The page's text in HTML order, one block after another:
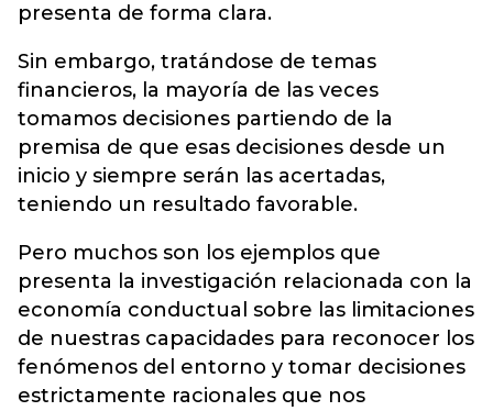
presenta de forma clara.
Sin embargo, tratándose de temas
financieros, la mayoría de las veces
tomamos decisiones partiendo de la
premisa de que esas decisiones desde un
inicio y siempre serán las acertadas,
teniendo un resultado favorable.
Pero muchos son los ejemplos que
presenta la investigación relacionada con la
economía conductual sobre las limitaciones
de nuestras capacidades para reconocer los
fenómenos del entorno y tomar decisiones
estrictamente racionales que nos